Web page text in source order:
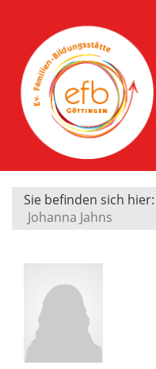
Sie befinden sich hier:
Johanna Jahns